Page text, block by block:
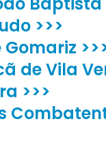
>>>
de Vila
>>>